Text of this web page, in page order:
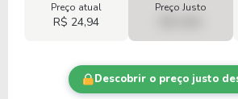
Preço atual
R$ 24,94
Preço Justo
Descobrir o preço justo